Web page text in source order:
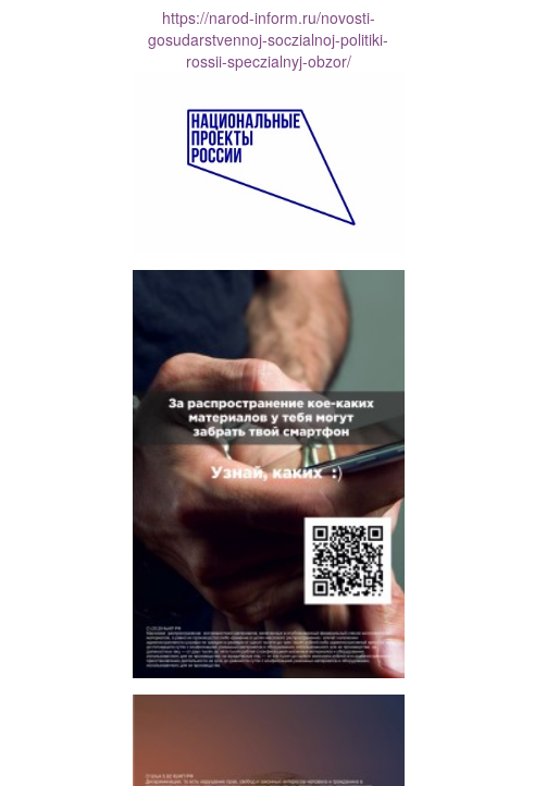
https://narod-inform.ru/novosti-
gosudarstvennoj-soczialnoj-politiki-
rossii-speczialnyj-obzor/